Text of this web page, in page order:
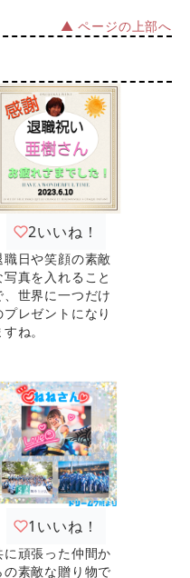
▲ ページの上部へ
2いいね！
職日や笑顔の素敵
写真を入れること
、世界に一つだけ
プレゼントになり
すね。
1 いいね！
に頑張った仲間か
の素敵な贈り物で